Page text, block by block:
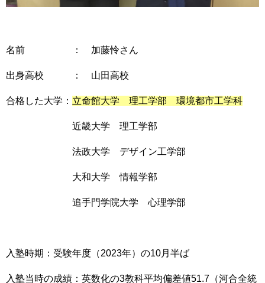
名前 ： 加藤怜さん
出身高校 ： 山田高校
合格した大学： 立命館大学 理工学部 環境都市工学科
近畿大学 理工学部
法政大学 デザイン工学部
大和大学 情報学部
追手門学院大学 心理学部
入塾時期：受験年度（2023年）の10月半ば
入塾当時の成績：英数化の3教科平均偏差値51.7（河合全統